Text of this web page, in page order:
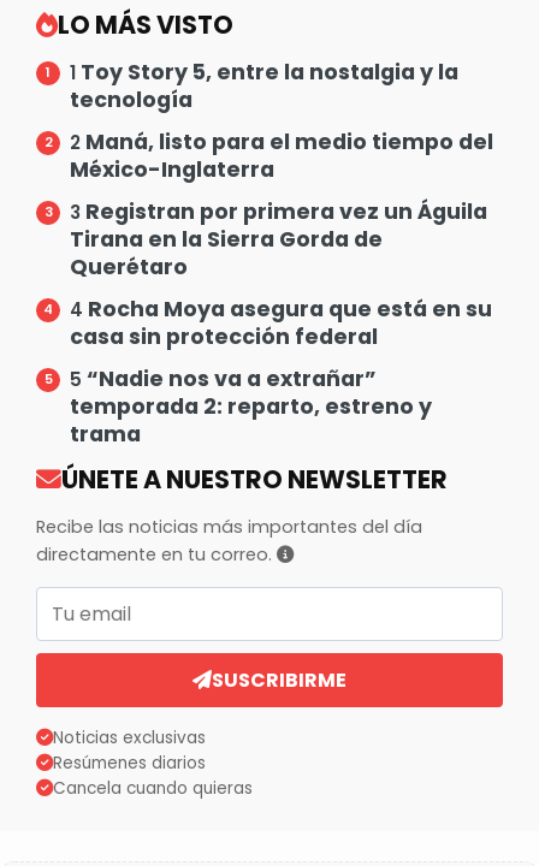
LO MÁS VISTO
1 Toy Story 5, entre la nostalgia y la
tecnología
2 Maná, listo para el medio tiempo del
México-Inglaterra
3 Registran por primera vez un Águila
Tirana en la Sierra Gorda de
Querétaro
4 Rocha Moya asegura que está en su
casa sin protección federal
5 “Nadie nos va a extrañar”
temporada 2: reparto, estreno y
trama
ÚNETE A NUESTRO NEWSLETTER
Recibe las noticias más importantes del día
directamente en tu correo.
SUSCRIBIRME
Noticias exclusivas
Resúmenes diarios
Cancela cuando quieras